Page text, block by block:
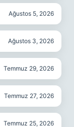
Ağustos 5, 2026
Ağustos 3, 2026
Temmuz 29, 2026
Temmuz 27, 2026
Temmuz 25, 2026